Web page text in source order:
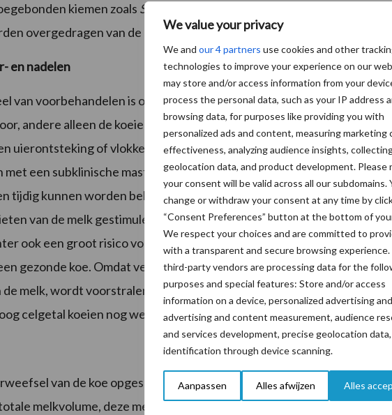
We value your privacy
We and our 4 partners use cookies and other
technologies to improve your experience on our
may store and/or access information from your
process the personal data, such as your IP address
browsing data, for purposes like providing you with
personalized ads and content, measuring marketing
effectiveness, analyzing audience insights,
geolocation data, and product development. Please
your consent will be valid across all our subdomains.
change or withdraw your consent at any time by
“Consent Preferences” button at the bottom of
We respect your choices and are committed to
with a transparent and secure browsing
third-party vendors are processing data for the
purposes and special features: Store and/or access
information on a device, personalized advertising
advertising and content measurement, audience
and services development, precise geolocation data,
identification through device scanning.
Aanpassen Alles afwijzen Alles
kiemen zoals Stafylococcus aureus
overgedragen van de ene naar de andere koe.
en nadelen
van voorbehandelen is op veel bedrijven voorstralen. Sommige
andere alleen de koeien waarbij daar aanleiding toe is omdat er een
uierontsteking of vlokken in de melk. Het voordeel van voorstralen is
met een subklinische mastitis snel worden opgespoord, uit de tank
tijdig kunnen worden behandeld. Daarnaast stimuleert voorstralen het
van de melk gestimuleerd.
ook een groot risico vormen op het overbrengen van kiemen van een
gezonde koe. Omdat veel koeien een bacteriële besmetting hebben
melk, wordt voorstralen op bedrijven met veel koegebonden
celgetal koeien nog wel eens afgeraden.
van de koe opgeslagen in 2 verschillende onderdelen. In de
melkvolume, deze melk komt gemakkelijk en snel vrij bij het begin